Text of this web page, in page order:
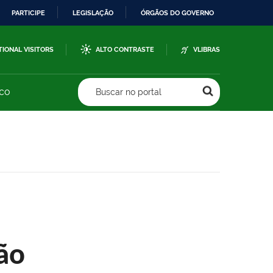
PARTICIPE LEGISLAÇÃO ÓRGÃOS DO GOVERNO
VISITORS ALTO CONTRASTE VLIBRAS
Buscar no portal